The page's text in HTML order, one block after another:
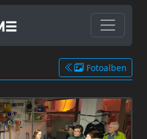
Fotoalben